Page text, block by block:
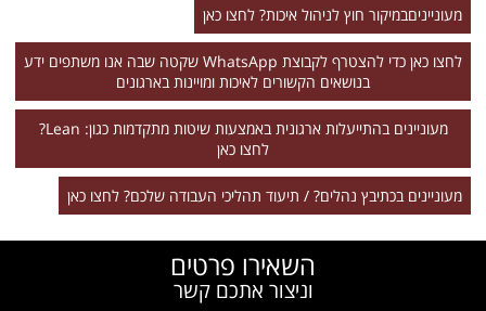
מעונייניםבמיקור חוץ לניהול איכות? לחצו כאן
לחצו כאן כדי להצטרף לקבוצת WhatsApp שקטה שבה אנו משתפים ידע
בנושאים הקשורים לאיכות ומויינות בארגונים
מעוניינים בהתייעלות ארגונית באמצעות שיטות מתקדמות כגון: Lean?
לחצו כאן
מעוניינים בכתיבץ נהלים? / תיעוד תהליכי העבודה שלכם? לחצו כאן
השאירו פרטים
וניצור אתכם קשר